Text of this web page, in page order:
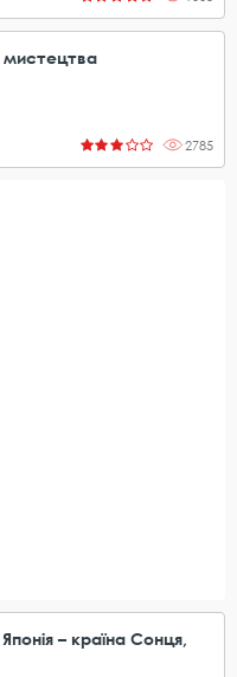
мистецтва
2785
– країна Сонця,